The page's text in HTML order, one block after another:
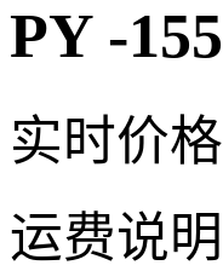
PY -155
实时价格
运费说明